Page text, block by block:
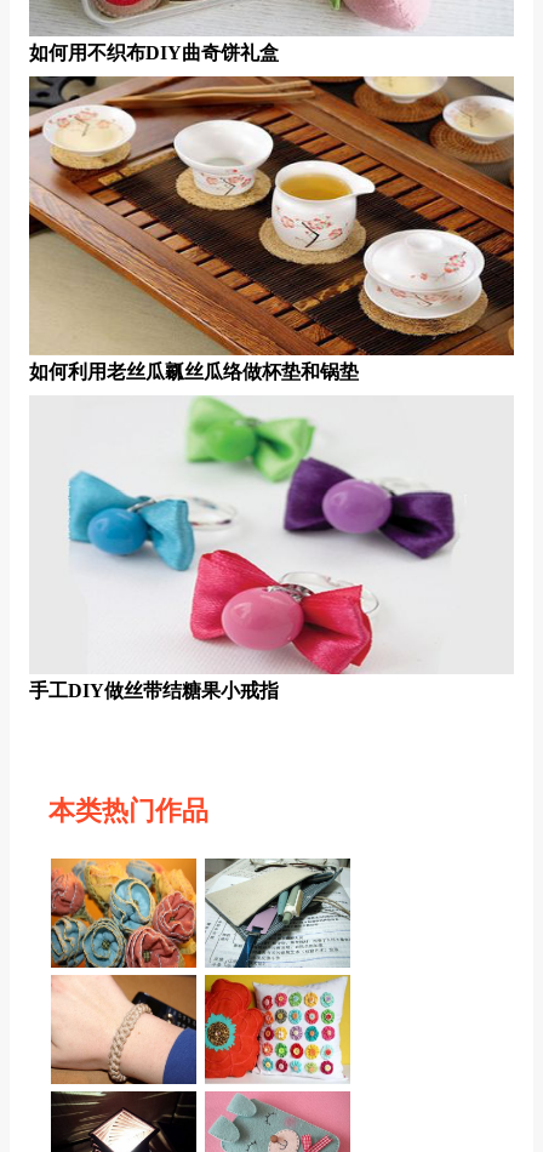
如何用不织布DIY曲奇饼礼盒
如何利用老丝瓜瓤丝瓜络做杯垫和锅垫
手工DIY做丝带结糖果小戒指
本类热门作品